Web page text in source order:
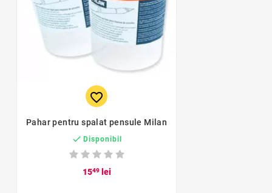
favorite_border
Pahar pentru spalat pensule Milan
 Disponibil
1549lei